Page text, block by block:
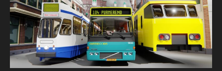
dan
Windows?